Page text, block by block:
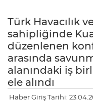
Türk Havacılık
sahipliğinde
düzenlenen
arasında
alanındaki iş
ele alındı
Haber Giriş Tarihi: